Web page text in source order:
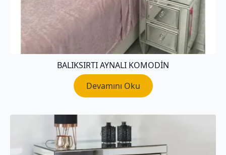
BALIKSIRTI AYNALI KOMODIN
Devamını Oku